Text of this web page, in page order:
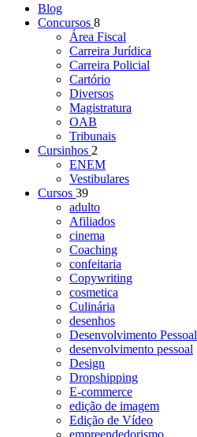
Blog
Concursos 8
Área Fiscal
Carreira Jurídica
Carreira Policial
Cartório
Diversos
Magistratura
OAB
Tribunais
Cursinhos 2
ENEM
Vestibulares
Cursos 39
adulto
Afiliados
cinema
Coaching
confeitaria
Copywriting
cosmetica
Culinária
desenhos
Desenvolvimento Pessoal
desenvolvimento pessoal
Design
Dropshipping
E-commerce
edição de imagem
Edição de Vídeo
empreendedorismo